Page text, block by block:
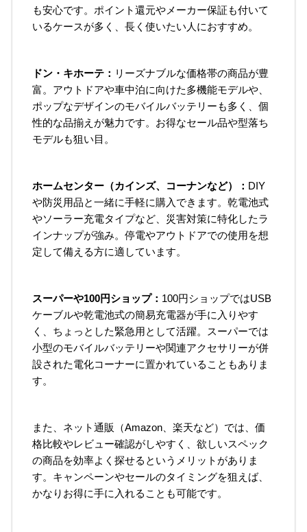
も安心です。ポイント還元やメーカー保証も付いて
いるケースが多く、長く使いたい人におすすめ。
ドン・キホーテ： リーズナブルな価格帯の商品が豊
富。アウトドアや車中泊に向けた多機能モデルや、
ポップなデザインのモバイルバッテリーも多く、個
性的な品揃えが魅力です。お得なセール品や型落ち
モデルも狙い目。
ホームセンター（カインズ、コーナンなど）： DIY
や防災用品と一緒に手軽に購入できます。乾電池式
やソーラー充電タイプなど、災害対策に特化したラ
インナップが強み。停電やアウトドアでの使用を想
定して備える方に適しています。
スーパーや100円ショップ： 100円ショップではUSB
ケーブルや乾電池式の簡易充電器が手に入りやす
く、ちょっとした緊急用として活躍。スーパーでは
小型のモバイルバッテリーや関連アクセサリーが併
設された電化コーナーに置かれていることもありま
す。
また、ネット通販（Amazon、楽天など）では、価
格比較やレビュー確認がしやすく、欲しいスペック
の商品を効率よく探せるというメリットがありま
す。キャンペーンやセールのタイミングを狙えば、
かなりお得に手に入れることも可能です。